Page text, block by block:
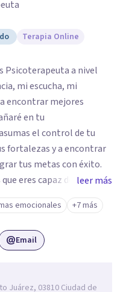
Terapia Online
Psicoterapeuta a nivel
mi escucha, mi
encontrar mejores
el control de tu
tus metas con éxito.
Tú tienes
culpas, sin
en los que has
leer más
emocionales +7 más
Email
Juárez, 03810 Ciudad de